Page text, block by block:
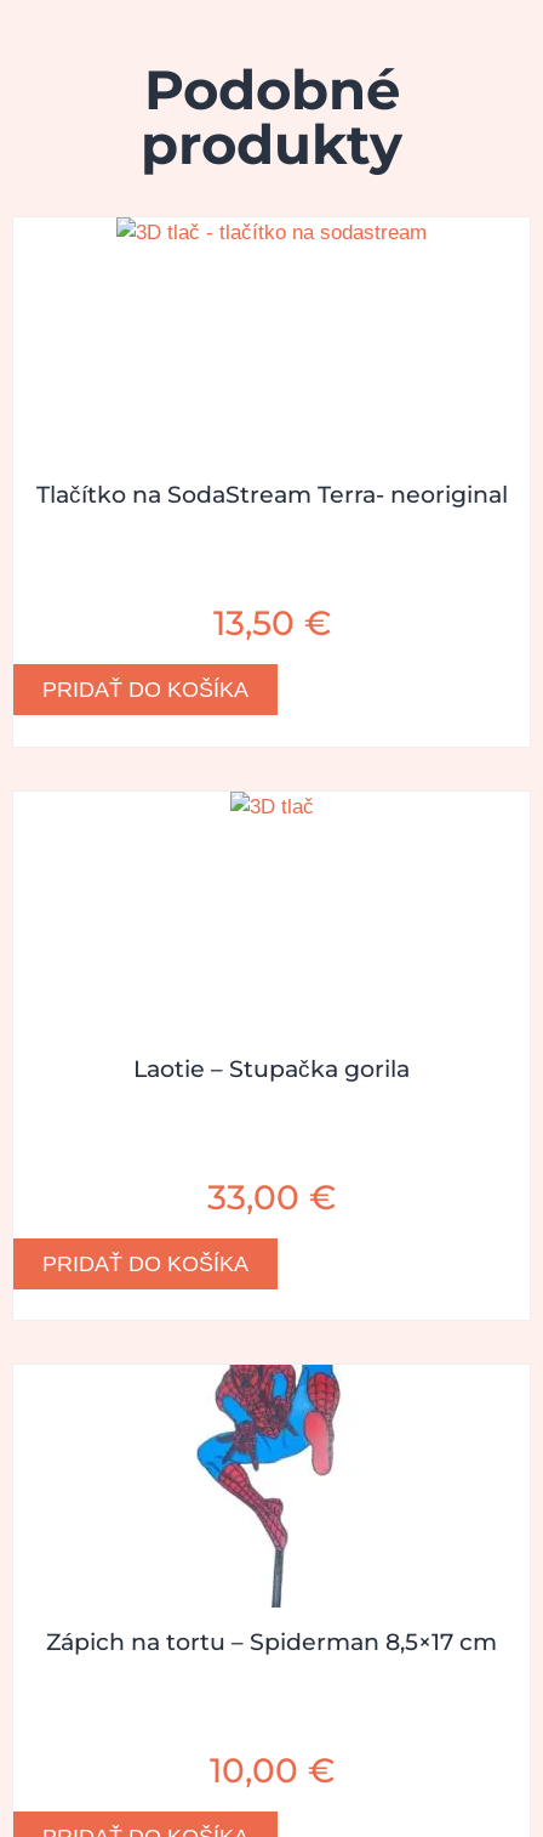
Podobné
produkty
Tlačítko na SodaStream Terra- neoriginal
13,50 €
PRIDAŤ DO KOŠÍKA
Laotie – Stupačka gorila
33,00 €
PRIDAŤ DO KOŠÍKA
Zápich na tortu – Spiderman 8,5×17 cm
10,00 €